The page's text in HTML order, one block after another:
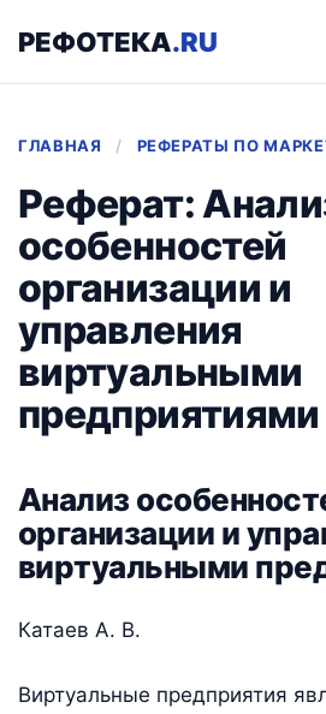
РЕФОТЕКА.RU
ГЛАВНАЯ / РЕФЕРАТЫ ПО
Реферат:
особенностей
организации и
управления
виртуальными
предприятиями
Анализ
организации и
виртуальными
Катаев А. В.
Виртуальные предприятия